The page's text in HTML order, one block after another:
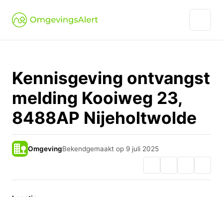
Kennisgeving ontvangst
melding Kooiweg 23,
8488AP Nijeholtwolde
OmgevingBekendgemaakt op 9 juli 2025